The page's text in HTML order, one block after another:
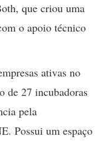
que criou uma
o apoio técnico
ativas no
de 27 incubadoras
pela
Possui um espaço